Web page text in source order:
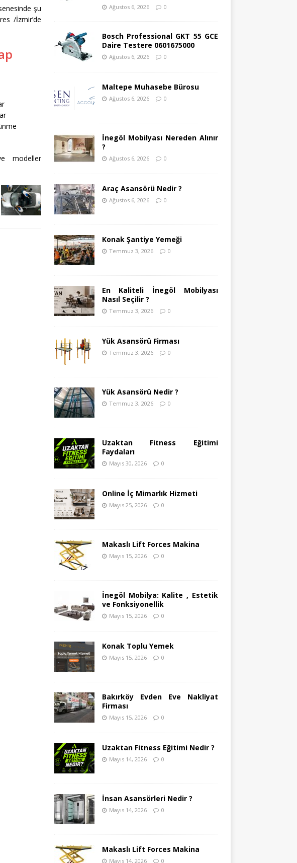
şu
/İzmir’de
modeller
Ağustos 6, 2026 0
Bosch Professional GKT 55 GCE
Daire Testere 0601675000
Ağustos 6, 2026 0
Maltepe Muhasebe Bürosu
Ağustos 6, 2026 0
İnegöl Mobilyası Nereden Alınır
?
Ağustos 6, 2026 0
Araç Asansörü Nedir ?
Ağustos 6, 2026 0
Konak Şantiye Yemeği
Temmuz 3, 2026 0
En Kaliteli İnegöl Mobilyası
Nasıl Seçilir ?
Temmuz 3, 2026 0
Yük Asansörü Firması
Temmuz 3, 2026 0
Yük Asansörü Nedir ?
Temmuz 3, 2026 0
Uzaktan Fitness Eğitimi
Faydaları
Mayıs 30, 2026 0
Online İç Mimarlık Hizmeti
Mayıs 25, 2026 0
Makaslı Lift Forces Makina
Mayıs 15, 2026 0
İnegöl Mobilya: Kalite , Estetik
ve Fonksiyonellik
Mayıs 15, 2026 0
Konak Toplu Yemek
Mayıs 15, 2026 0
Bakırköy Evden Eve Nakliyat
Firması
Mayıs 15, 2026 0
Uzaktan Fitness Eğitimi Nedir ?
Mayıs 14, 2026 0
İnsan Asansörleri Nedir ?
Mayıs 14, 2026 0
Makaslı Lift Forces Makina
Mayıs 14, 2026 0